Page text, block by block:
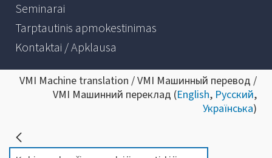
Seminarai
Tarptautinis apmokestinimas
Kontaktai / Apklausa
VMI Machine translation / VMI Машинный перевод /
VMI Машинний переклад (English, Русский,
Українська)